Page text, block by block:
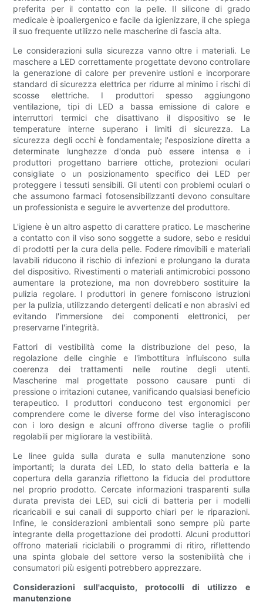
preferita per il contatto con la pelle. Il silicone di grado
medicale è ipoallergenico e facile da igienizzare, il che spiega
il suo frequente utilizzo nelle mascherine di fascia alta.
Le considerazioni sulla sicurezza vanno oltre i materiali. Le
maschere a LED correttamente progettate devono controllare
la generazione di calore per prevenire ustioni e incorporare
standard di sicurezza elettrica per ridurre al minimo i rischi di
scosse elettriche. I produttori spesso aggiungono
ventilazione, tipi di LED a bassa emissione di calore e
interruttori termici che disattivano il dispositivo se le
temperature interne superano i limiti di sicurezza. La
sicurezza degli occhi è fondamentale; l'esposizione diretta a
determinate lunghezze d'onda può essere intensa e i
produttori progettano barriere ottiche, protezioni oculari
consigliate o un posizionamento specifico dei LED per
proteggere i tessuti sensibili. Gli utenti con problemi oculari o
che assumono farmaci fotosensibilizzanti devono consultare
un professionista e seguire le avvertenze del produttore.
L'igiene è un altro aspetto di carattere pratico. Le mascherine
a contatto con il viso sono soggette a sudore, sebo e residui
di prodotti per la cura della pelle. Fodere rimovibili e materiali
lavabili riducono il rischio di infezioni e prolungano la durata
del dispositivo. Rivestimenti o materiali antimicrobici possono
aumentare la protezione, ma non dovrebbero sostituire la
pulizia regolare. I produttori in genere forniscono istruzioni
per la pulizia, utilizzando detergenti delicati e non abrasivi ed
evitando l'immersione dei componenti elettronici, per
preservarne l'integrità.
Fattori di vestibilità come la distribuzione del peso, la
regolazione delle cinghie e l'imbottitura influiscono sulla
coerenza dei trattamenti nelle routine degli utenti.
Mascherine mal progettate possono causare punti di
pressione o irritazioni cutanee, vanificando qualsiasi beneficio
terapeutico. I produttori conducono test ergonomici per
comprendere come le diverse forme del viso interagiscono
con i loro design e alcuni offrono diverse taglie o profili
regolabili per migliorare la vestibilità.
Le linee guida sulla durata e sulla manutenzione sono
importanti; la durata dei LED, lo stato della batteria e la
copertura della garanzia riflettono la fiducia del produttore
nel proprio prodotto. Cercate informazioni trasparenti sulla
durata prevista dei LED, sui cicli di batteria per i modelli
ricaricabili e sui canali di supporto chiari per le riparazioni.
Infine, le considerazioni ambientali sono sempre più parte
integrante della progettazione dei prodotti. Alcuni produttori
offrono materiali riciclabili o programmi di ritiro, riflettendo
una spinta globale del settore verso la sostenibilità che i
consumatori più esigenti potrebbero apprezzare.
Considerazioni sull'acquisto, protocolli di utilizzo e
manutenzione